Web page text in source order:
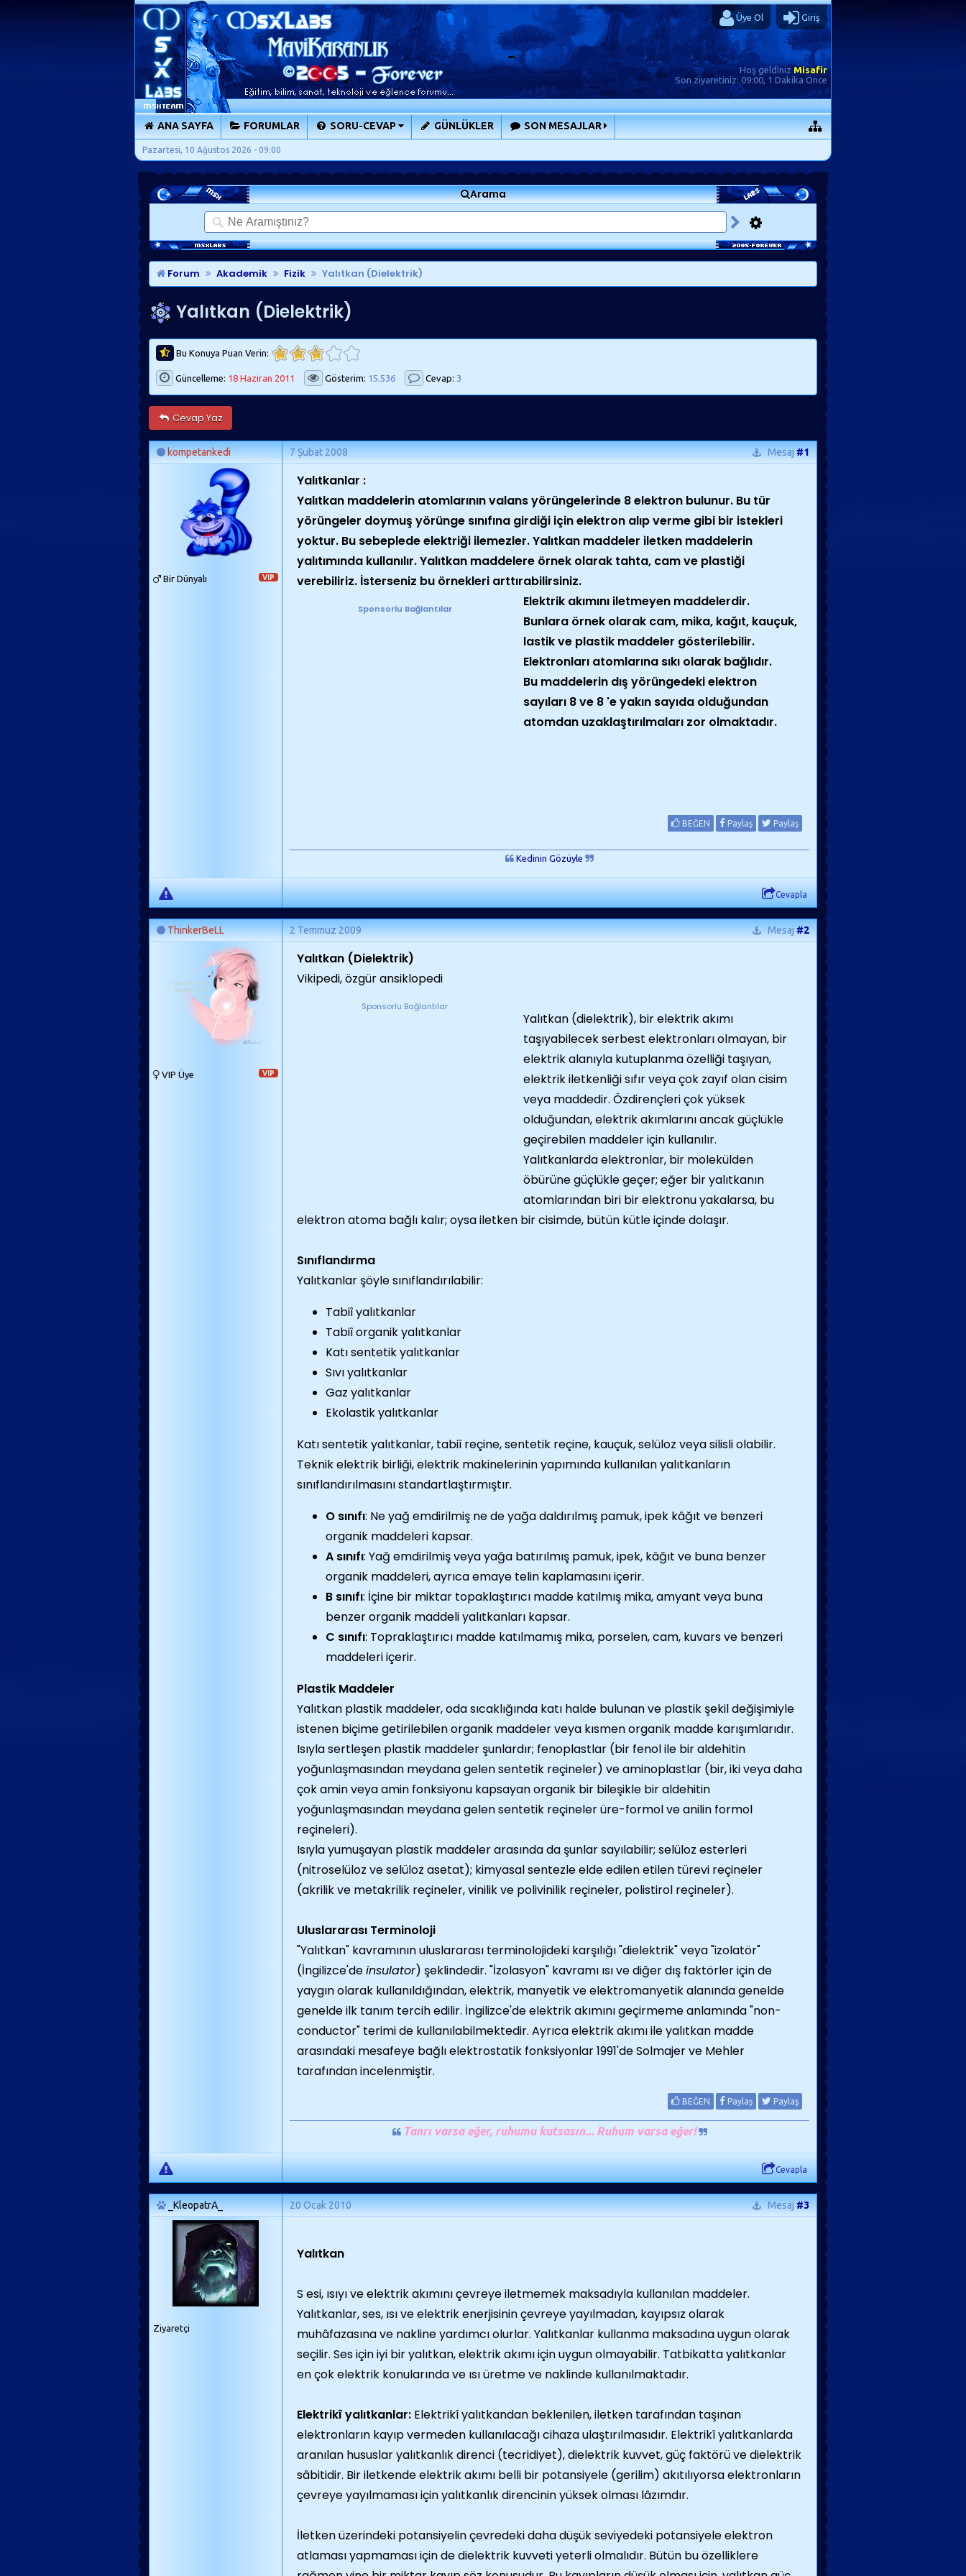
Üye Ol Giriş
Hoş geldiniz Misafir
Son ziyaretiniz:09:00, 1 Dakika Önce
ANA SAYFA FORUMLAR SORU-CEVAP GÜNLÜKLER SON MESAJLAR
Pazartesi, 10 Ağustos 2026 - 09:00
Arama
Forum Akademik Fizik Yalıtkan (Dielektrik)
Yalıtkan (Dielektrik)
Bu Konuya Puan Verin:
Güncelleme: 18 Haziran 2011 Gösterim: 15.536 Cevap: 3
Cevap Yaz
kompetankedi 7 Şubat 2008 Mesaj#1
VIP
Bir Dünyalı
Yalıtkanlar :
Yalıtkan maddelerin atomlarının valans yörüngelerinde 8 elektron bulunur. Bu tür
yörüngeler doymuş yörünge sınıfına girdiği için elektron alıp verme gibi bir istekleri
yoktur. Bu sebeplede elektriği ilemezler. Yalıtkan maddeler iletken maddelerin
yalıtımında kullanılır. Yalıtkan maddelere örnek olarak tahta, cam ve plastiği
verebiliriz. İsterseniz bu örnekleri arttırabilirsiniz.
Sponsorlu Bağlantılar
Elektrik akımını iletmeyen maddelerdir.
Bunlara örnek olarak cam, mika, kağıt, kauçuk,
lastik ve plastik maddeler gösterilebilir.
Elektronları atomlarına sıkı olarak bağlıdır.
Bu maddelerin dış yörüngedeki elektron
sayıları 8 ve 8 'e yakın sayıda olduğundan
atomdan uzaklaştırılmaları zor olmaktadır.
BEĞEN Paylaş Paylaş
Kedinin Gözüyle
Cevapla
ThinkerBeLL 2 Temmuz 2009 Mesaj#2
VIP
VIP Üye
Yalıtkan (Dielektrik)
Vikipedi, özgür ansiklopedi
Sponsorlu Bağlantılar
Yalıtkan (dielektrik), bir elektrik akımı
taşıyabilecek serbest elektronları olmayan, bir
elektrik alanıyla kutuplanma özelliği taşıyan,
elektrik iletkenliği sıfır veya çok zayıf olan cisim
veya maddedir. Özdirençleri çok yüksek
olduğundan, elektrik akımlarını ancak güçlükle
geçirebilen maddeler için kullanılır.
Yalıtkanlarda elektronlar, bir molekülden
öbürüne güçlükle geçer; eğer bir yalıtkanın
atomlarından biri bir elektronu yakalarsa, bu
elektron atoma bağlı kalır; oysa iletken bir cisimde, bütün kütle içinde dolaşır.
Sınıflandırma
Yalıtkanlar şöyle sınıflandırılabilir:
Tabiî yalıtkanlar
Tabiî organik yalıtkanlar
Katı sentetik yalıtkanlar
Sıvı yalıtkanlar
Gaz yalıtkanlar
Ekolastik yalıtkanlar
Katı sentetik yalıtkanlar, tabiî reçine, sentetik reçine, kauçuk, selüloz veya silisli olabilir.
Teknik elektrik birliği, elektrik makinelerinin yapımında kullanılan yalıtkanların
sınıflandırılmasını standartlaştırmıştır.
O sınıfı: Ne yağ emdirilmiş ne de yağa daldırılmış pamuk, ipek kâğıt ve benzeri
organik maddeleri kapsar.
A sınıfı: Yağ emdirilmiş veya yağa batırılmış pamuk, ipek, kâğıt ve buna benzer
organik maddeleri, ayrıca emaye telin kaplamasını içerir.
B sınıfı: İçine bir miktar topaklaştırıcı madde katılmış mika, amyant veya buna
benzer organik maddeli yalıtkanları kapsar.
C sınıfı: Topraklaştırıcı madde katılmamış mika, porselen, cam, kuvars ve benzeri
maddeleri içerir.
Plastik Maddeler
Yalıtkan plastik maddeler, oda sıcaklığında katı halde bulunan ve plastik şekil değişimiyle
istenen biçime getirilebilen organik maddeler veya kısmen organik madde karışımlarıdır.
Isıyla sertleşen plastik maddeler şunlardır; fenoplastlar (bir fenol ile bir aldehitin
yoğunlaşmasından meydana gelen sentetik reçineler) ve aminoplastlar (bir, iki veya daha
çok amin veya amin fonksiyonu kapsayan organik bir bileşikle bir aldehitin
yoğunlaşmasından meydana gelen sentetik reçineler üre-formol ve anilin formol
reçineleri).
Isıyla yumuşayan plastik maddeler arasında da şunlar sayılabilir; selüloz esterleri
(nitroselüloz ve selüloz asetat); kimyasal sentezle elde edilen etilen türevi reçineler
(akrilik ve metakrilik reçineler, vinilik ve polivinilik reçineler, polistirol reçineler).
Uluslararası Terminoloji
"Yalıtkan" kavramının uluslararası terminolojideki karşılığı "dielektrik" veya "izolatör"
(İngilizce'deinsulator) şeklindedir. "İzolasyon" kavramı ısı ve diğer dış faktörler için de
yaygın olarak kullanıldığından, elektrik, manyetik ve elektromanyetik alanında genelde
genelde ilk tanım tercih edilir. İngilizce'de elektrik akımını geçirmeme anlamında "non-
conductor" terimi de kullanılabilmektedir. Ayrıca elektrik akımı ile yalıtkan madde
arasındaki mesafeye bağlı elektrostatik fonksiyonlar 1991'de Solmajer ve Mehler
tarafından incelenmiştir.
BEĞEN Paylaş Paylaş
Tanrı varsa eğer, ruhumu kutsasın... Ruhum varsa eğer!
Cevapla
_KleopatrA_ 20 Ocak 2010 Mesaj#3
Ziyaretçi
Yalıtkan
S esi, ısıyı ve elektrik akımını çevreye iletmemek maksadıyla kullanılan maddeler.
Yalıtkanlar, ses, ısı ve elektrik enerjisinin çevreye yayılmadan, kayıpsız olarak
muhâfazasına ve nakline yardımcı olurlar. Yalıtkanlar kullanma maksadına uygun olarak
seçilir. Ses için iyi bir yalıtkan, elektrik akımı için uygun olmayabilir. Tatbikatta yalıtkanlar
en çok elektrik konularında ve ısı üretme ve naklinde kullanılmaktadır.
Elektrikî yalıtkanlar: Elektrikî yalıtkandan beklenilen, iletken tarafından taşınan
elektronların kayıp vermeden kullanılacağı cihaza ulaştırılmasıdır. Elektrikî yalıtkanlarda
aranılan hususlar yalıtkanlık direnci (tecridiyet), dielektrik kuvvet, güç faktörü ve dielektrik
sâbitidir. Bir iletkende elektrik akımı belli bir potansiyele (gerilim) akıtılıyorsa elektronların
çevreye yayılmaması için yalıtkanlık direncinin yüksek olması lâzımdır.
İletken üzerindeki potansiyelin çevredeki daha düşük seviyedeki potansiyele elektron
atlaması yapmaması için de dielektrik kuvveti yeterli olmalıdır. Bütün bu özelliklere